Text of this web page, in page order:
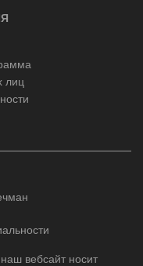
лиц
вебсайт носит